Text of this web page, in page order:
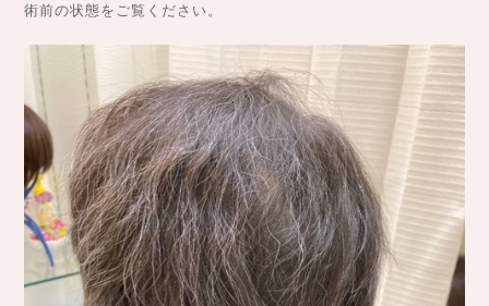
術前の状態をご覧ください。